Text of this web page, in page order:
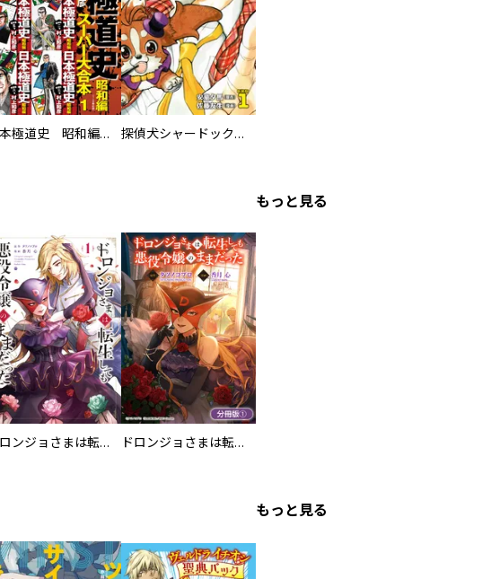
日本極道史 昭和編 スーパー大合本 探偵犬シャードック（新装版）
もっと見る
ドロンジョさまは転生しても悪役令嬢のままだった ドロンジョさまは転生しても悪役令嬢のままだった【分冊版】
もっと見る